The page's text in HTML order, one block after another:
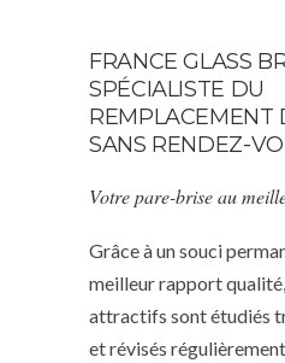
FRANCE GLASS
SPÉCIALISTE DU
REMPLACEMENT
SANS RENDEZ-
Votre pare-brise au
Grâce à un souci
meilleur rapport
attractifs sont étudiés
et révisés